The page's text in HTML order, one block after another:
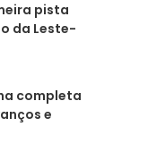
pista
da Leste-
completa
e